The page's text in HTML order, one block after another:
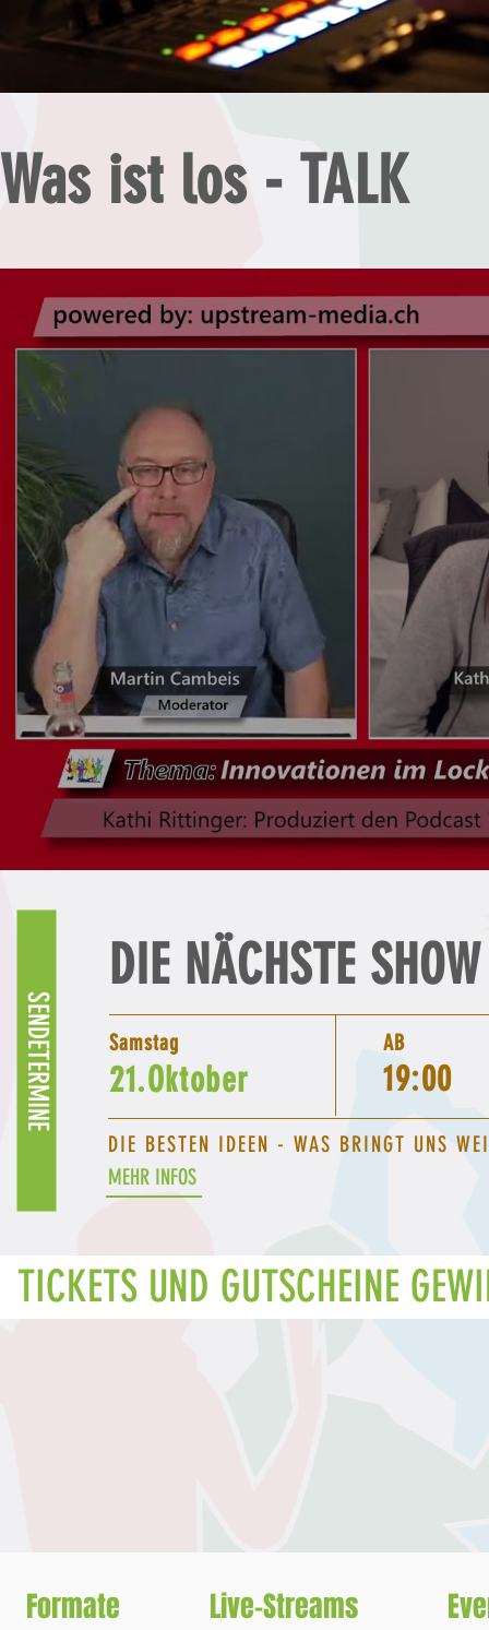
Was ist los - TALK
DIE NÄCHSTE SHOW
AB
Samstag
21.Oktober
SENDETERMINE 19:00
DIE BESTEN IDEEN - WAS BRINGT UNS
MEHR INFOS
TICKETS UND GUTSCHEINE
Formate Live-Streams